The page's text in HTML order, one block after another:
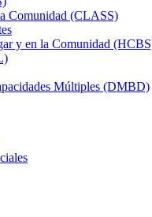
Comunidad (CLASS)
y en la Comunidad
Múltiples (DMBD)